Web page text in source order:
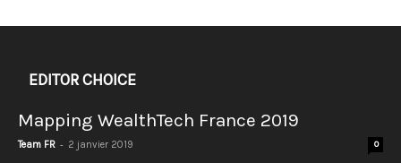
EDITOR CHOICE
Mapping WealthTech France 2019
Team FR - 2 janvier 2019 0